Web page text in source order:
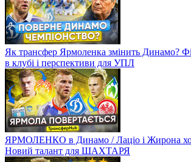
Як трансфер Ярмоленка змінить Динамо?
в клубі і перспективи для УПЛ
ЯРМОЛЕНКО в Динамо / Лаціо і Жирона
Новий талант для ШАХТАРЯ